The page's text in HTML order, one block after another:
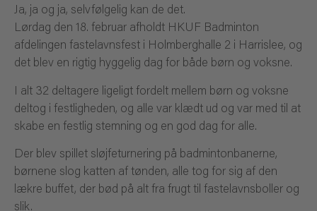
Ja, ja og ja, selvfølgelig kan de det.
Lørdag den 18. februar afholdt HKUF Badminton
afdelingen fastelavnsfest i Holmberghalle 2 i Harrislee, og
det blev en rigtig hyggelig dag for både børn og voksne.
I alt 32 deltagere ligeligt fordelt mellem børn og voksne
deltog i festligheden, og alle var klædt ud og var med til at
skabe en festlig stemning og en god dag for alle.
Der blev spillet sløjfeturnering på badmintonbanerne,
børnene slog katten af tønden, alle tog for sig af den
lækre buffet, der bød på alt fra frugt til fastelavnsboller og
slik.